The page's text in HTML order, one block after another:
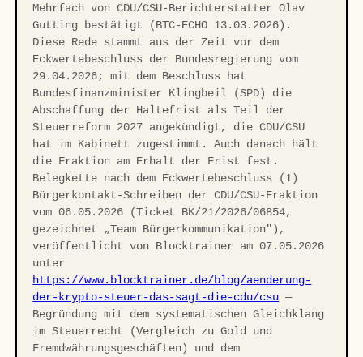
Mehrfach von CDU/CSU-Berichterstatter Olav
Gutting bestätigt (BTC-ECHO 13.03.2026).
Diese Rede stammt aus der Zeit vor dem
Eckwertebeschluss der Bundesregierung vom
29.04.2026; mit dem Beschluss hat
Bundesfinanzminister Klingbeil (SPD) die
Abschaffung der Haltefrist als Teil der
Steuerreform 2027 angekündigt, die CDU/CSU
hat im Kabinett zugestimmt. Auch danach hält
die Fraktion am Erhalt der Frist fest.
Belegkette nach dem Eckwertebeschluss (1)
Bürgerkontakt-Schreiben der CDU/CSU-Fraktion
vom 06.05.2026 (Ticket BK/21/2026/06854,
gezeichnet „Team Bürgerkommunikation"),
veröffentlicht von Blocktrainer am 07.05.2026
unter
https://www.blocktrainer.de/blog/aenderung-
der-krypto-steuer-das-sagt-die-cdu/csu —
Begründung mit dem systematischen Gleichklang
im Steuerrecht (Vergleich zu Gold und
Fremdwährungsgeschäften) und dem